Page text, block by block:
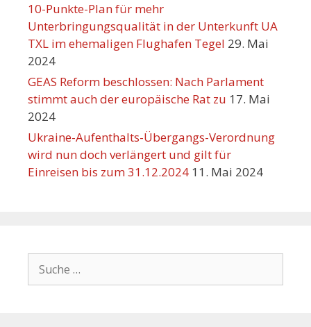
10-Punkte-Plan für mehr
Unterbringungsqualität in der Unterkunft UA
TXL im ehemaligen Flughafen Tegel 29. Mai
2024
GEAS Reform beschlossen: Nach Parlament
stimmt auch der europäische Rat zu 17. Mai
2024
Ukraine-Aufenthalts-Übergangs-Verordnung
wird nun doch verlängert und gilt für
Einreisen bis zum 31.12.2024 11. Mai 2024